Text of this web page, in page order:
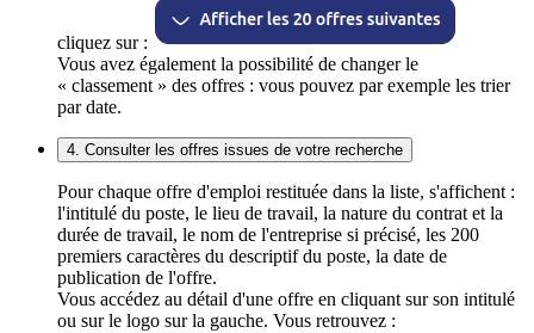
cliquez sur :
Vous avez également la possibilité de changer le
« classement » des offres : vous pouvez par exemple les trier
par date.
4. Consulter les offres issues de votre recherche
Pour chaque offre d'emploi restituée dans la liste, s'affichent :
l'intitulé du poste, le lieu de travail, la nature du contrat et la
durée de travail, le nom de l'entreprise si précisé, les 200
premiers caractères du descriptif du poste, la date de
publication de l'offre.
Vous accédez au détail d'une offre en cliquant sur son intitulé
ou sur le logo sur la gauche. Vous retrouvez :